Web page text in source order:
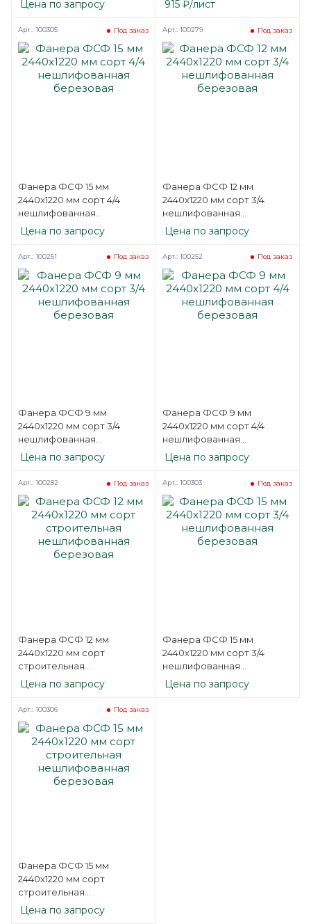
березовая
Цена по запросу 915₽/лист
Фанера ФСФ 15 мм
2440х1220 мм сорт 4/4
нешлифованная
березовая
Под заказ
Арт.: 100305
Цена по запросу
Фанера ФСФ 12 мм
2440х1220 мм сорт 3/4
нешлифованная
березовая
Под заказ
Арт.: 100279
Цена по запросу
Фанера ФСФ 9 мм
2440х1220 мм сорт 3/4
нешлифованная
березовая
Под заказ
Арт.: 100251
Цена по запросу
Фанера ФСФ 9 мм
2440х1220 мм сорт 4/4
нешлифованная
березовая
Под заказ
Арт.: 100252
Цена по запросу
Фанера ФСФ 12 мм
2440х1220 мм сорт
строительная
нешлифованная
березовая
Под заказ
Арт.: 100282
Цена по запросу
Фанера ФСФ 15 мм
2440х1220 мм сорт 3/4
нешлифованная
березовая
Под заказ
Арт.: 100303
Цена по запросу
Фанера ФСФ 15 мм
2440х1220 мм сорт
строительная
нешлифованная
березовая
Под заказ
Арт.: 100306
Цена по запросу